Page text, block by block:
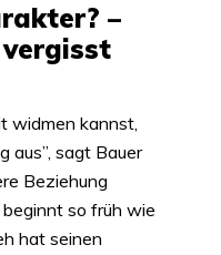
–
vergisst
widmen kannst,
aus”, sagt Bauer
Beziehung
so früh wie
hat seinen